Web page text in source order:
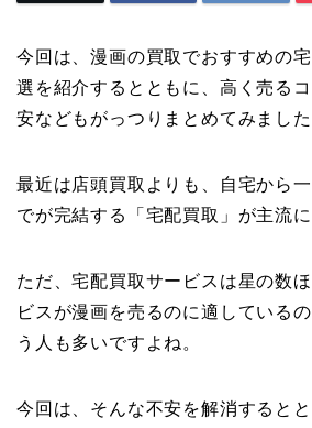
今回は、漫画の買取でおすすめの
選を紹介するとともに、高く売る
安などもがっつりまとめてみました
最近は店頭買取よりも、自宅から
でが完結する「宅配買取」が主流
ただ、宅配買取サービスは星の数
ビスが漫画を売るのに適している
う人も多いですよね。
今回は、そんな不安を解消すると